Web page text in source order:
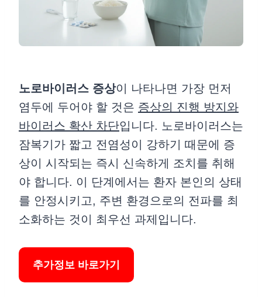
노로바이러스 증상이 나타나면 가장 먼저
염두에 두어야 할 것은 증상의 진행 방지와
바이러스 확산 차단입니다. 노로바이러스는
잠복기가 짧고 전염성이 강하기 때문에 증
상이 시작되는 즉시 신속하게 조치를 취해
야 합니다. 이 단계에서는 환자 본인의 상태
를 안정시키고, 주변 환경으로의 전파를 최
소화하는 것이 최우선 과제입니다.
추가정보 바로가기